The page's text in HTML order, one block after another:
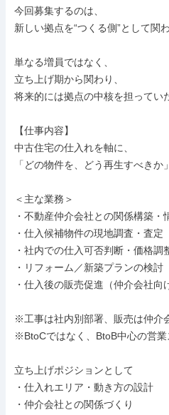
今回募集するのは、
新しい拠点を“つくる側”として関
単なる増員ではなく、
立ち上げ期から関わり、
将来的には拠点の中核を担ってい
【仕事内容】
中古住宅の仕入れを軸に、
「どの物件を、どう再生すべきか
＜主な業務＞
・不動産仲介会社との関係構築・
・仕入候補物件の現地調査・査定
・社内での仕入可否判断・価格調
・リフォーム／新築プランの検討
・仕入後の販売促進（仲介会社向
※工事は社内別部署、販売は仲介
※BtoCではなく、BtoB中心の営業
立ち上げポジションとして
・仕入れエリア・動き方の設計
・仲介会社との関係づくり